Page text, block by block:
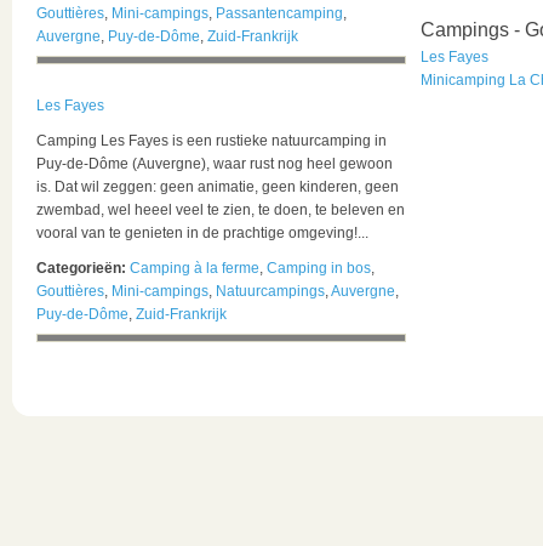
Gouttières, Mini-campings, Passantencamping,
Auvergne, Puy-de-Dôme, Zuid-Frankrijk
Les Fayes
Camping Les Fayes is een rustieke natuurcamping in
Puy-de-Dôme (Auvergne), waar rust nog heel gewoon
is. Dat wil zeggen: geen animatie, geen kinderen, geen
zwembad, wel heeel veel te zien, te doen, te beleven en
vooral van te genieten in de prachtige omgeving!...
Categorieën: Camping à la ferme, Camping in bos,
Gouttières, Mini-campings, Natuurcampings,Auvergne,
Puy-de-Dôme, Zuid-Frankrijk
Campings -
Les Fayes
Minicamping La